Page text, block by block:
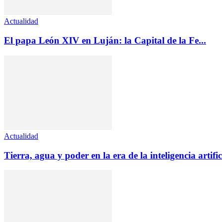
Actualidad
El papa León XIV en Luján: la Capital de la Fe...
Actualidad
Tierra, agua y poder en la era de la inteligencia